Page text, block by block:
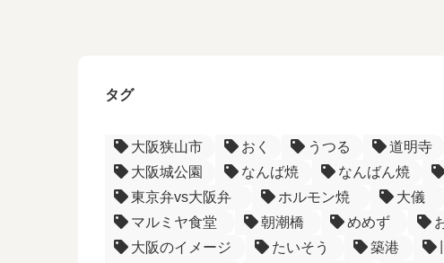
タグ
大阪狭山市 おく うつる 道明寺
大阪城公園
なんば焼 なんばん焼
東京弁vs大阪弁
ホルモン焼 大儀
マルミヤ食堂
朝潮橋 めめず
大阪のイメージ
たいそう 築港